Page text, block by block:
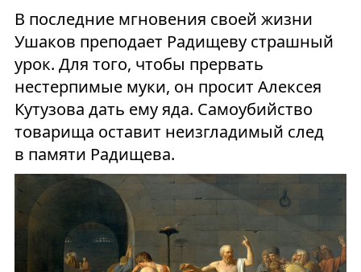
В последние мгновения своей жизни
Ушаков преподает Радищеву страшный
урок. Для того, чтобы прервать
нестерпимые муки, он просит Алексея
Кутузова дать ему яда. Самоубийство
товарища оставит неизгладимый след
в памяти Радищева.